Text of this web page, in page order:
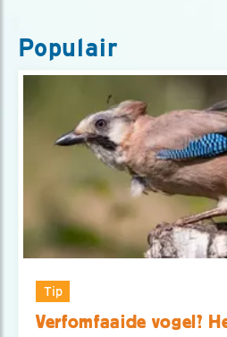
Populair
Tip
Verfomfaaide vogel?